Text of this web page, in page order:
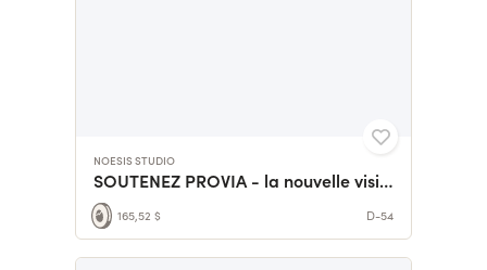
NOESIS STUDIO
SOUTENEZ PROVIA - la nouvelle vision du BTP
165,52 $ D-54